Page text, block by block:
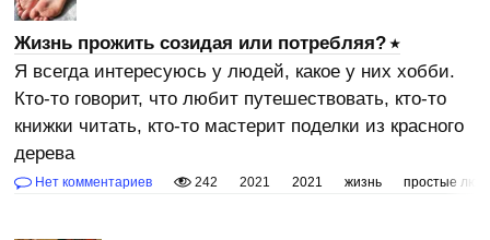
Жизнь прожить созидая или потребляя?
Я всегда интересуюсь у людей, какое у них хобби.
Кто-то говорит, что любит путешествовать, кто-то
книжки читать, кто-то мастерит поделки из красного
дерева
Нет комментариев 242 2021 2021 жизнь простые